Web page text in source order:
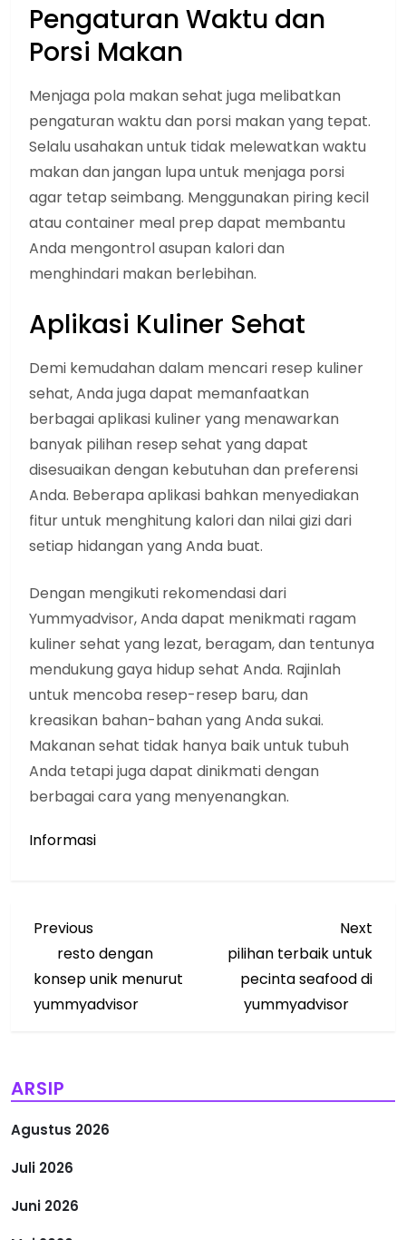
Pengaturan Waktu dan
Porsi Makan
Menjaga pola makan sehat juga melibatkan
pengaturan waktu dan porsi makan yang tepat.
Selalu usahakan untuk tidak melewatkan waktu
makan dan jangan lupa untuk menjaga porsi
agar tetap seimbang. Menggunakan piring kecil
atau container meal prep dapat membantu
Anda mengontrol asupan kalori dan
menghindari makan berlebihan.
Aplikasi Kuliner Sehat
Demi kemudahan dalam mencari resep kuliner
sehat, Anda juga dapat memanfaatkan
berbagai aplikasi kuliner yang menawarkan
banyak pilihan resep sehat yang dapat
disesuaikan dengan kebutuhan dan preferensi
Anda. Beberapa aplikasi bahkan menyediakan
fitur untuk menghitung kalori dan nilai gizi dari
setiap hidangan yang Anda buat.
Dengan mengikuti rekomendasi dari
Yummyadvisor, Anda dapat menikmati ragam
kuliner sehat yang lezat, beragam, dan tentunya
mendukung gaya hidup sehat Anda. Rajinlah
untuk mencoba resep-resep baru, dan
kreasikan bahan-bahan yang Anda sukai.
Makanan sehat tidak hanya baik untuk tubuh
Anda tetapi juga dapat dinikmati dengan
berbagai cara yang menyenangkan.
Informasi
N
a
v
g
a
s
i
Previous
Post
Previous
resto dengan
konsep unik menurut
yummyadvisor
Post
Next
pilihan terbaik untuk
pecinta seafood di
yummyadvisor
ARSIP
Agustus 2026
Juli 2026
Juni 2026